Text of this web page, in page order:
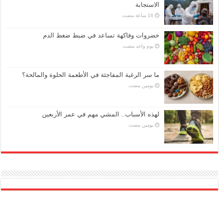
الاستجابة
خضروات وفاكهة تساعد في ضبط ضغط الدم
‏يوم واحد مضت
ما سر الرغبة المفاجئة في الأطعمة الحلوة والمالحة؟
‏يومين مضت
لهذه الأسباب.. المشي مهم في عمر الأربعين
‏يومين مضت